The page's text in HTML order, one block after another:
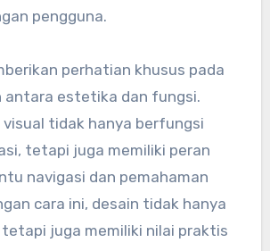
pengguna.
perhatian khusus pada
antara estetika dan fungsi.
tidak hanya berfungsi
tetapi juga memiliki peran
navigasi dan pemahaman
cara ini, desain tidak hanya
juga memiliki nilai praktis